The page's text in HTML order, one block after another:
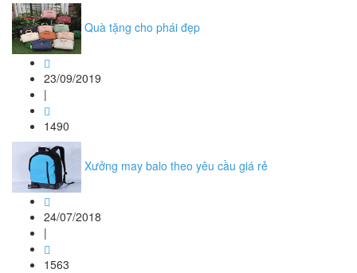
Quà tặng cho phái đẹp
23/09/2019
|
1490
Xưởng may balo theo yêu cầu giá rẻ
24/07/2018
|
1563